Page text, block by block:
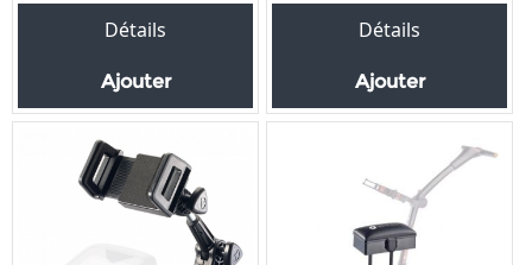
Détails
Ajouter
Détails
Ajouter